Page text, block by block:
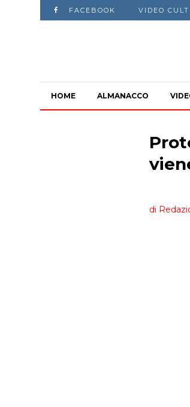
FACEBOOK VIDEO CULT
HOME ALMANACCO
di